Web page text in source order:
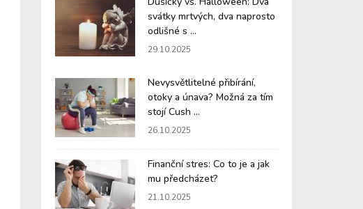
svátky mrtvých, dva naprosto
odlišné s ...
29.10.2025
Nevysvětlitelné přibírání,
otoky a únava? Možná za tím
stojí Cush ...
26.10.2025
Finanční stres: Co to je a jak
mu předcházet?
21.10.2025